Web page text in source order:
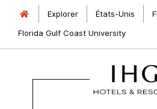
Explorer États-Unis
Florida Gulf Coast University